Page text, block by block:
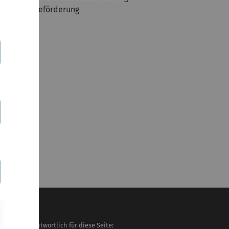
7: Eliteförderung
verantwortlich für diese Seite: